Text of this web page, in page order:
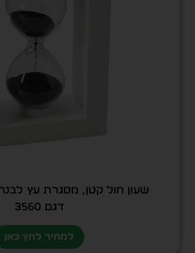
דגם 3560
למחיר לחץ כאן